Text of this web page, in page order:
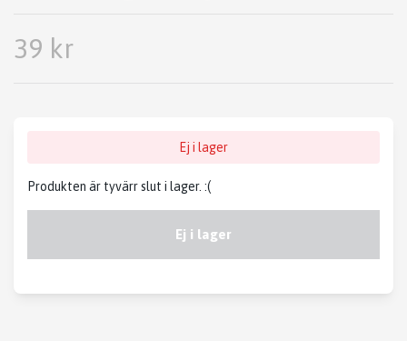
39 kr
Ej i lager
Produkten är tyvärr slut i lager. :(
Ej i lager